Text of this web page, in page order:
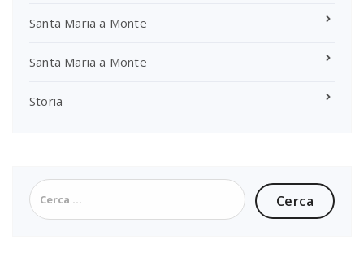
Santa Maria a Monte
Santa Maria a Monte
Storia
Ricerca
per: